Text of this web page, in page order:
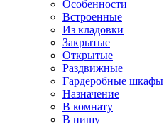
Особенности
Встроенные
Из кладовки
Закрытые
Открытые
Раздвижные
Гардеробные шкафы
Назначение
В комнату
В нишу